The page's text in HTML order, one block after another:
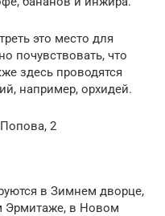
это место для
почувствовать, что
здесь проводятся
например, орхидей.
2
в Зимнем дворце,
в Новом